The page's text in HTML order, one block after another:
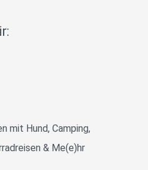
mit Hund, Camping,
& Me(e)hr